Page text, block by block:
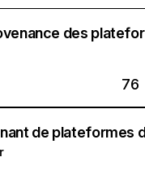
des
76
de plateformes